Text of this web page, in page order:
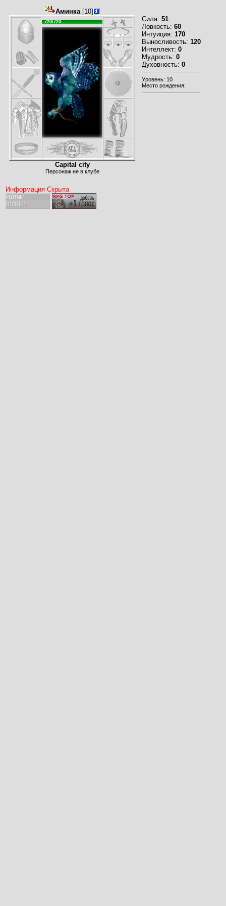
Аминка[10]
720/720
Capital city
Персонаж не в клубе
Сила: 51
Ловкость: 60
Интуиция: 170
Выносливость: 120
Интеллект: 0
Мудрость: 0
Духовность: 0
Уровень: 10
Место рождения:
Информация Скрыта